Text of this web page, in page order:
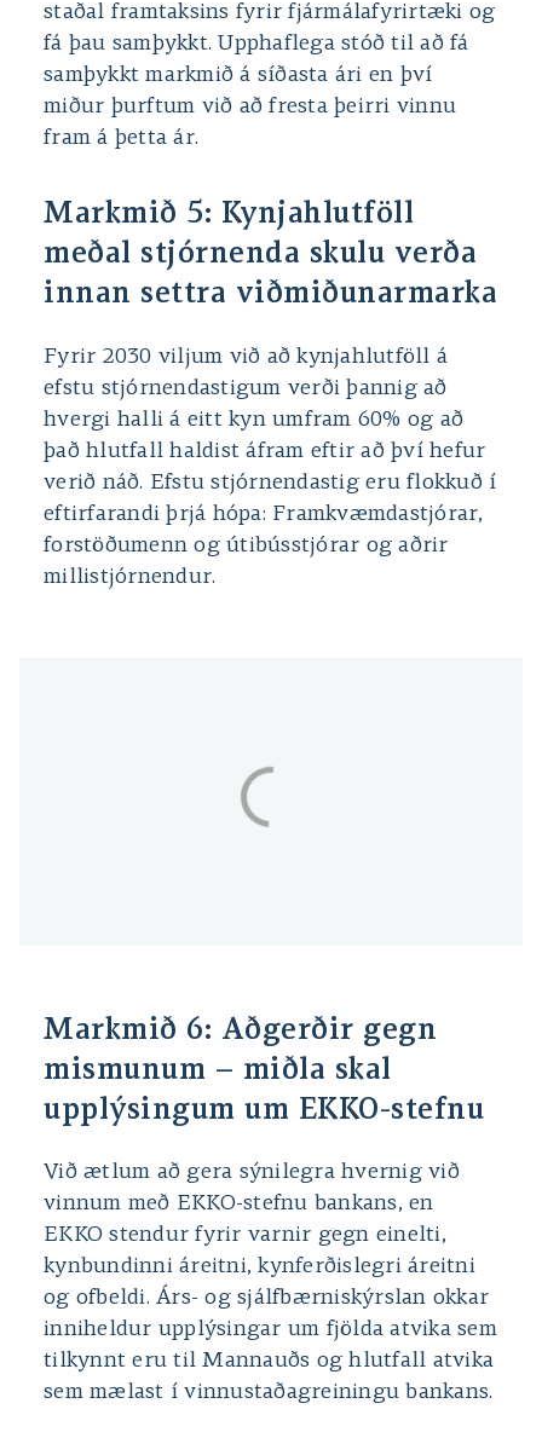
staðal framtaksins fyrir fjármálafyrirtæki og
fá þau samþykkt. Upphaflega stóð til að fá
samþykkt markmið á síðasta ári en því
miður þurftum við að fresta þeirri vinnu
fram á þetta ár.
Markmið 5: Kynjahlutföll
meðal stjórnenda skulu verða
innan settra viðmiðunarmarka
Fyrir 2030 viljum við að kynjahlutföll á
efstu stjórnendastigum verði þannig að
hvergi halli á eitt kyn umfram 60% og að
það hlutfall haldist áfram eftir að því hefur
verið náð. Efstu stjórnendastig eru flokkuð í
eftirfarandi þrjá hópa: Framkvæmdastjórar,
forstöðumenn og útibússtjórar og aðrir
millistjórnendur.
Markmið 6: Aðgerðir gegn
mismunum – miðla skal
upplýsingum um EKKO-stefnu
Við ætlum að gera sýnilegra hvernig við
vinnum með EKKO-stefnu bankans, en
EKKO stendur fyrir varnir gegn einelti,
kynbundinni áreitni, kynferðislegri áreitni
og ofbeldi. Árs- og sjálfbærniskýrslan okkar
inniheldur upplýsingar um fjölda atvika sem
tilkynnt eru til Mannauðs og hlutfall atvika
sem mælast í vinnustaðagreiningu bankans.